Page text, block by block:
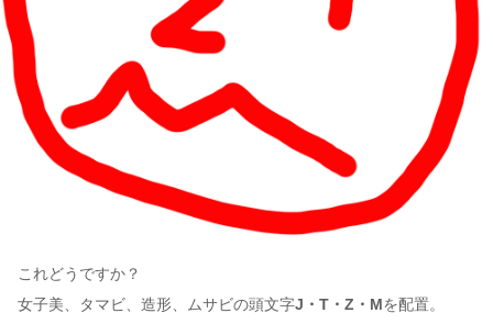
これどうですか？
女子美、タマビ、造形、ムサビの頭文字J・T・Z・Mを配置。